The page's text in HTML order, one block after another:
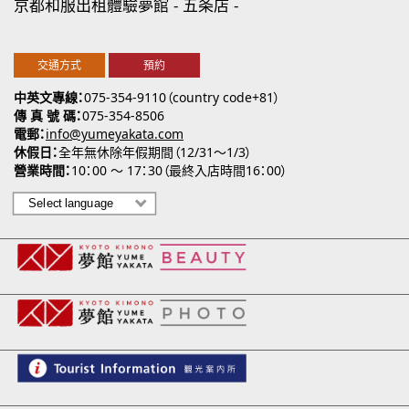
中英文專線 075-354-9110（country code+81）
傳 真 號 碼 075-354-8506
電郵 info@yumeyakata.com
休假日 全年無休除年假期間（12/31～1/3）
營業時間 10：00 ～ 17：30（最終入店時間16：00）
京都和服出租體驗夢館 五条店
交通方式 預約